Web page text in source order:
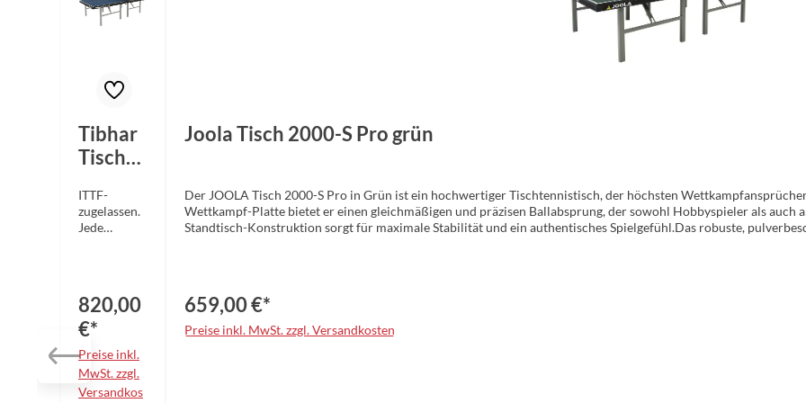
Tibhar
Tisch
28 blau
ITTF-
zugelassen.
Jede
als
Transporthi
lfe
ausgestattet
.Lieferbar in
grün oder
820,00
€*
Preise inkl.
MwSt. zzgl.
Versandkos
Joola Tisch 2000-S Pro grün
Der JOOLA Tisch 2000-S Pro in Grün ist ein hochwertiger Tischtennistisch, der höchsten
Wettkampf-Platte bietet er einen gleichmäßigen und präzisen Ballabsprung, der sowohl Hobbyspieler als
Standtisch-Konstruktion sorgt für maximale Stabilität und ein authentisches Spielgefühl.Das robuste,
Design für maximale StabilitätPulverbeschichtetes Metalluntergestell: langlebig und korrosionsbeständigFarbe:
Vereine, Schulen und den privaten Einsatz
659,00 €*
Preise inkl. MwSt. zzgl. Versandkosten